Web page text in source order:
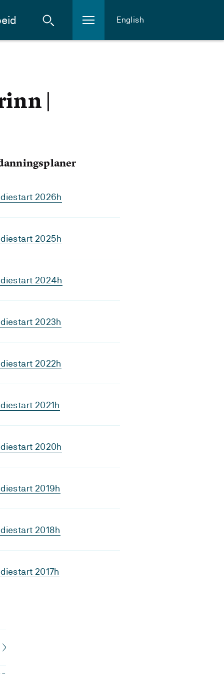
English
|
2026h
2025h
2024h
2023h
2022h
2021h
2020h
2019h
2018h
2017h